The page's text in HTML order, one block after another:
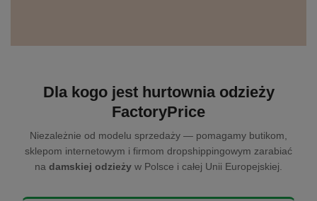
Dla kogo jest hurtownia odzieży
FactoryPrice
Niezależnie od modelu sprzedaży — pomagamy butikom,
sklepom internetowym i firmom dropshippingowym zarabiać
na damskiej odzieży w Polsce i całej Unii Europejskiej.